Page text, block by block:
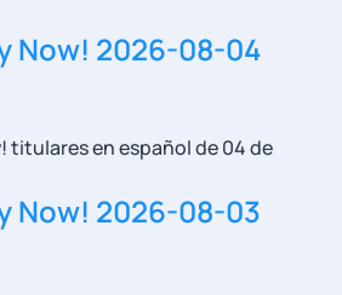
Now! 2026-08-04
titulares en español de 04 de
Now! 2026-08-03